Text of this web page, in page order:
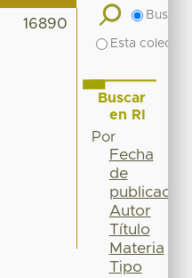
16890
Buscar
Esta
Buscar
en RI
Por
Fecha
de
publicación
Autor
Título
Materia
Tipo